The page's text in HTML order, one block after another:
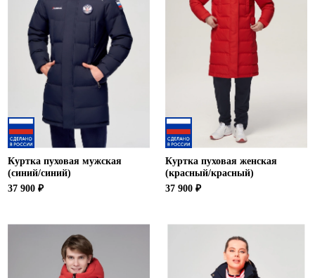
Куртка пуховая мужская
(синий/синий)
37 900 ₽
Куртка пуховая женская
(красный/красный)
37 900 ₽